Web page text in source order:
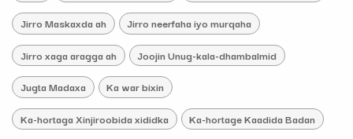
Jirro Maskaxda ah Jirro neerfaha iyo murqaha
Jirro xaga aragga ah Joojin Unug-kala-dhambalmid
Jugta Madaxa Ka war bixin
Ka-hortaga Xinjiroobida xididka Ka-hortage Kaadida Badan